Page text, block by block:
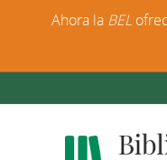
Ahora la BEL